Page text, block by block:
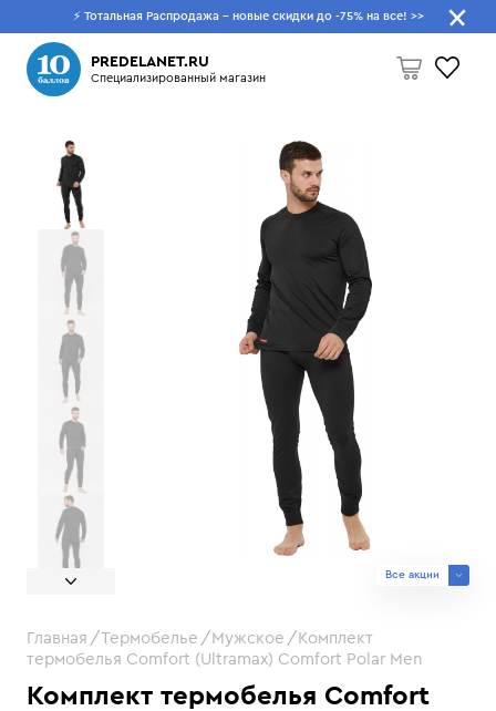
⚡ Тотальная Распродажа - новые скидки до -75% на все! >>
PREDELANET.RU
Специализированный магазин
Пусто
Что будем искать?
Комплект термобелья Comfort
Все акции
Главная Термобелье Мужское
Комплект
термобелья Comfort (Ultramax) Comfort Polar Men